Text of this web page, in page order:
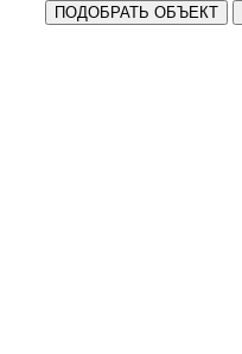
ПОДОБРАТЬ ОБЪЕКТ